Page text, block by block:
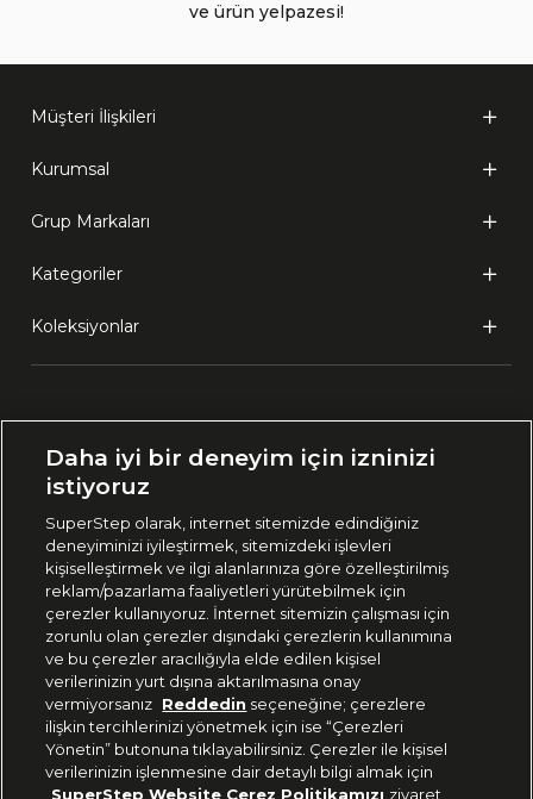
ve ürün yelpazesi!
Müşteri İlişkileri
Kurumsal
Grup Markaları
Kategoriler
Koleksiyonlar
🇹🇷 Türkiye
444 37 36
Uygulamadan Takip Edin
Bizi Takip Edin
Daha iyi bir deneyim için izninizi
istiyoruz
SuperStep olarak, internet sitemizde edindiğiniz
deneyiminizi iyileştirmek, sitemizdeki işlevleri
kişiselleştirmek ve ilgi alanlarınıza göre özelleştirilmiş
reklam/pazarlama faaliyetleri yürütebilmek için
çerezler kullanıyoruz. İnternet sitemizin çalışması için
zorunlu olan çerezler dışındaki çerezlerin kullanımına
ve bu çerezler aracılığıyla elde edilen kişisel
verilerinizin yurt dışına aktarılmasına onay
vermiyorsanız Reddedin seçeneğine; çerezlere
ilişkin tercihlerinizi yönetmek için ise “Çerezleri
Yönetin” butonuna tıklayabilirsiniz. Çerezler ile kişisel
verilerinizin işlenmesine dair detaylı bilgi almak için
SuperStep Website Çerez Politikamızı ziyaret